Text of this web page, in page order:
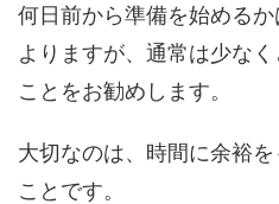
何日前から準備を始める
よりますが、通常は少な
ことをお勧めします。
大切なのは、時間に余裕
ことです。